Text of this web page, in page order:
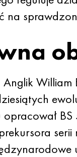
na
William
opracował